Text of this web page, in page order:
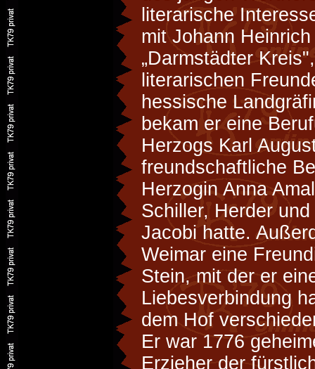
literarische
mit Johann
„Darmstädter
literarischen
hessische
bekam er eine
Herzogs Karl
freundschaftliche
Herzogin Anna
Schiller, Herder
Jacobi hatte.
Weimar eine
Stein, mit der er
Liebesverbindung
dem Hof
Er war 1776
Erzieher der